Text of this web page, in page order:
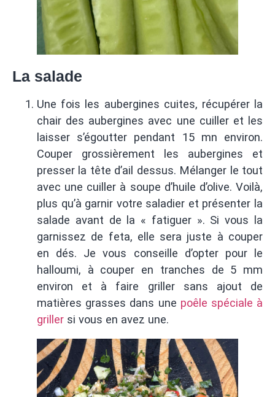
La salade
Une fois les aubergines cuites, récupérer la
chair des aubergines avec une cuiller et les
laisser s’égoutter pendant 15 mn environ.
Couper grossièrement les aubergines et
presser la tête d’ail dessus. Mélanger le tout
avec une cuiller à soupe d’huile d’olive. Voilà,
plus qu’à garnir votre saladier et présenter la
salade avant de la « fatiguer ». Si vous la
garnissez de feta, elle sera juste à couper
en dés. Je vous conseille d’opter pour le
halloumi, à couper en tranches de 5 mm
environ et à faire griller sans ajout de
matières grasses dans une poêle spéciale à
griller si vous en avez une.